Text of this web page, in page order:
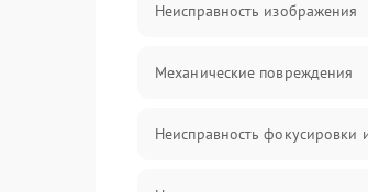
Неисправность изображения
Механические повреждения
Неисправность фокусировки